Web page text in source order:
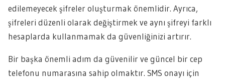
edilemeyecek şifreler oluşturmak önemlidir. Ayrıca,
şifreleri düzenli olarak değiştirmek ve aynı şifreyi farklı
hesaplarda kullanmamak da güvenliğinizi artırır.
Bir başka önemli adım da güvenilir ve güncel bir cep
telefonu numarasına sahip olmaktır. SMS onayı için